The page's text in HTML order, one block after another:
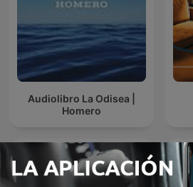
Audiolibro La Odisea |
Homero